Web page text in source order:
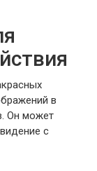
в
Он может
с